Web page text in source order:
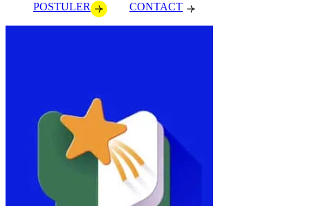
POSTULER CONTACT